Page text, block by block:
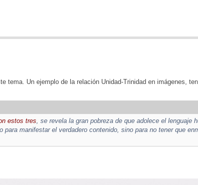
tema. Un ejemplo de la relación Unidad-Trinidad en imágenes,
estos tres, se revela la gran pobreza de que adolece el lenguaje
para manifestar el verdadero contenido, sino para no tener que